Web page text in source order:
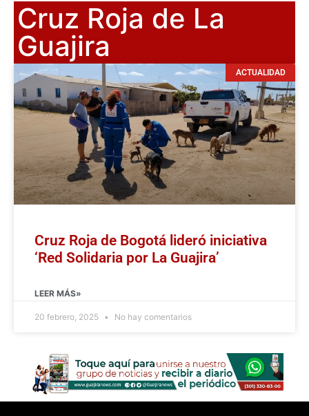
Cruz Roja de La
Guajira
ACTUALIDAD
Cruz Roja de Bogotá lideró iniciativa
‘Red Solidaria por La Guajira’
LEER MÁS»
20 febrero, 2025 No hay comentarios